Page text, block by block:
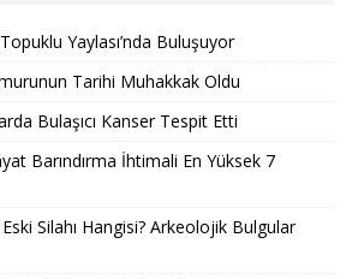
Yaylası’nda Buluşuyor
Tarihi Muhakkak Oldu
Bulaşıcı Kanser Tespit Etti
Barındırma İhtimali En Yüksek 7
Silahı Hangisi? Arkeolojik Bulgular